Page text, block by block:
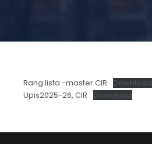
Rang lista -master CIR
Download
Upis2025-26, CIR
Download